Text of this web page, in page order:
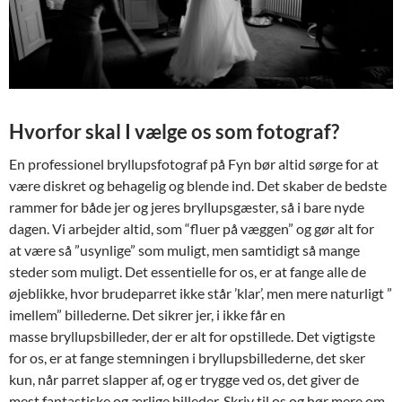
Hvorfor skal I vælge os som fotograf?
En professionel bryllupsfotograf på Fyn bør altid sørge for at
være diskret og behagelig og blende ind. Det skaber de bedste
rammer for både jer og jeres bryllupsgæster, så i bare nyde
dagen. Vi arbejder altid, som “fluer på væggen” og gør alt for
at være så ”usynlige” som muligt, men samtidigt så mange
steder som muligt. Det essentielle for os, er at fange alle de
øjeblikke, hvor brudeparret ikke står ’klar’, men mere naturligt ”
imellem” billederne. Det sikrer jer, i ikke får en
masse bryllupsbilleder, der er alt for opstillede. Det vigtigste
for os, er at fange stemningen i bryllupsbillederne, det sker
kun, når parret slapper af, og er trygge ved os, det giver de